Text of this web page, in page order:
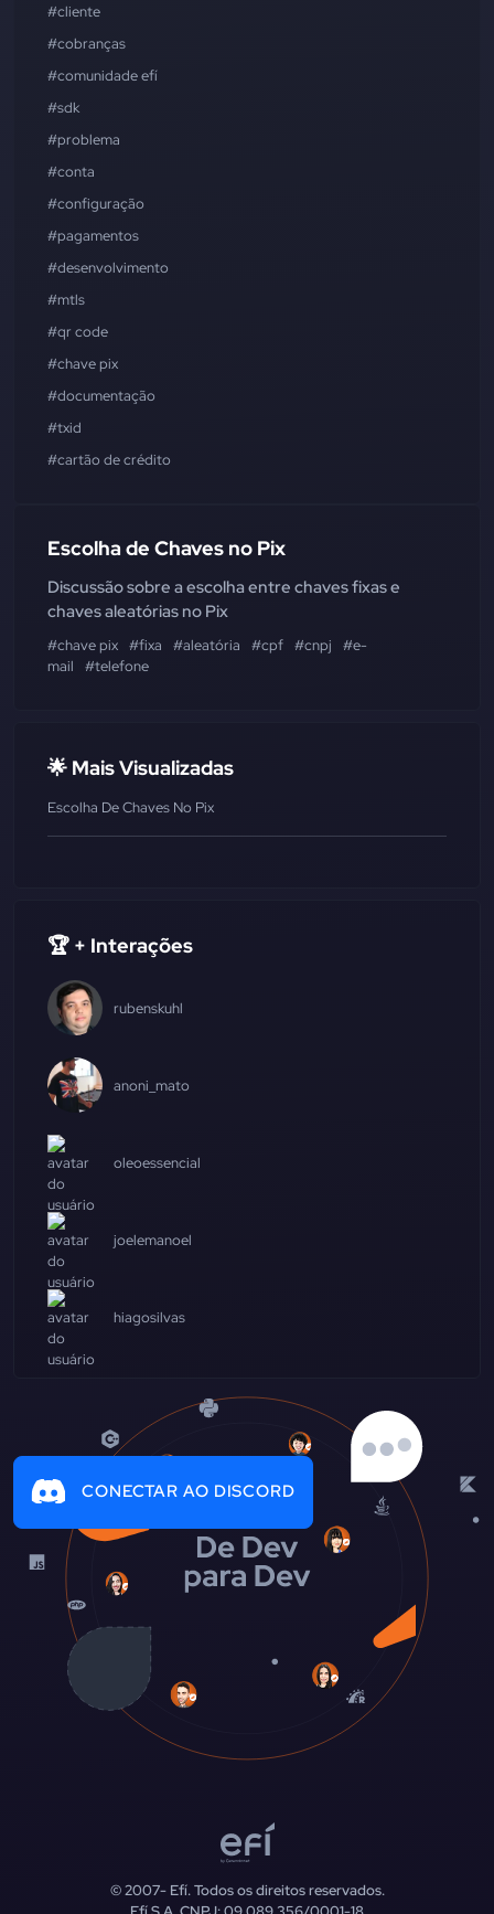
#cliente
#cobranças
#comunidade efí
#sdk
#problema
#conta
#configuração
#pagamentos
#desenvolvimento
#mtls
#qr code
#chave pix
#documentação
#txid
#cartão de crédito
Escolha de Chaves no Pix
Discussão sobre a escolha entre chaves fixas e
chaves aleatórias no Pix
#chave pix #fixa #aleatória #cpf #cnpj
#e-
mail
#telefone
🌟 Mais Visualizadas
Escolha De Chaves No Pix
🏆 + Interações
rubenskuhl
anoni_mato
oleoessencial
joelemanoel
hiagosilvas
CONECTAR AO DISCORD
© 2007-Efí. Todos os direitos reservados.